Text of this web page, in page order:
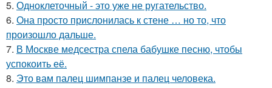
5. Одноклеточный - это уже не ругательство.
6. Она просто прислонилась к стене … но то, что
произошло дальше.
7. В Москве медсестра спела бабушке песню, чтобы
успокоить её.
8. Это вам палец шимпанзе и палец человека.